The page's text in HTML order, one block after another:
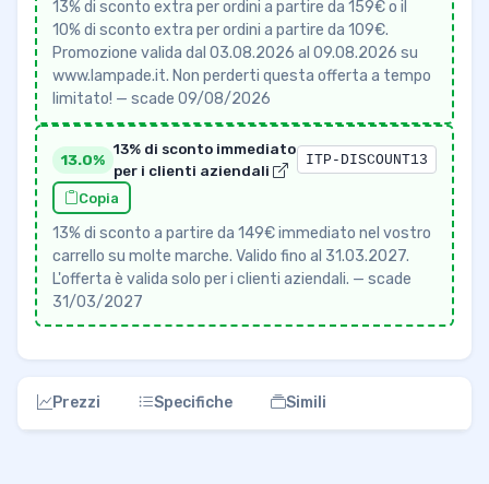
13% di sconto extra per ordini a partire da 159€ o il
10% di sconto extra per ordini a partire da 109€.
Promozione valida dal 03.08.2026 al 09.08.2026 su
www.lampade.it. Non perderti questa offerta a tempo
limitato! — scade 09/08/2026
13.0%
13% di sconto immediato
per i clienti aziendali
ITP-DISCOUNT13
Copia
13% di sconto a partire da 149€ immediato nel vostro
carrello su molte marche. Valido fino al 31.03.2027.
L'offerta è valida solo per i clienti aziendali. — scade
31/03/2027
Prezzi Specifiche Simili